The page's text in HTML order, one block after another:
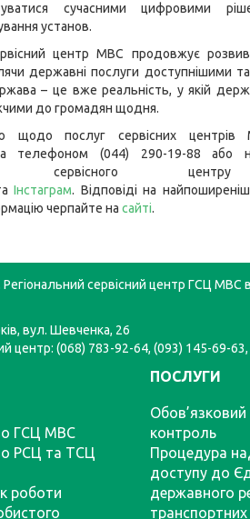
сучасними цифровими
установ.
центр МВС продовжує
державні послуги доступнішими
– це вже реальність, у якій
до громадян щодня.
щодо послуг сервісних
телефоном (044) 290-19-88 або
сервісного
Інстаграм. Відповіді на
черпайте на сайті.
сервісний центр ГСЦ МВС в
вул. Шевченка, 26
центр: (068) 783-92-64, (093) 145-69-
ГСЦ МВС
РСЦ та ТСЦ
роботи
ПОСЛУГИ
Обов’язковий
контроль
Процедура
доступу до
державного
транспортних